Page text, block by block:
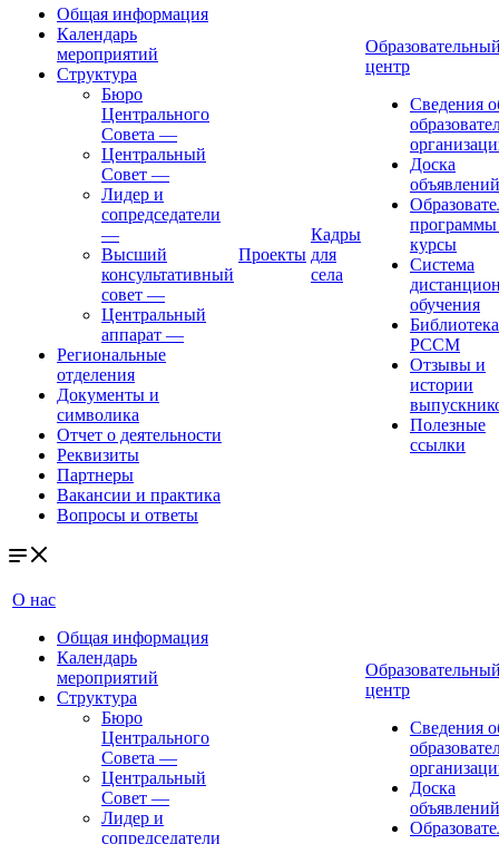
Общая информация
Календарь
мероприятий
Структура
Бюро
Центрального
Совета —
Центральный
Совет —
Лидер и
сопредседатели
—
Высший
консультативный
совет —
Центральный
аппарат —
Региональные
отделения
Документы и
символика
Отчет о деятельности
Реквизиты
Партнеры
Вакансии и практика
Вопросы и ответы
Проекты
Кадры
для
села
центр
Сведения
Доска
объявлений
курсы
Система
обучения
Библиотека
РССМ
Отзывы и
истории
Полезные
ссылки
О нас
Общая информация
Календарь
мероприятий
Структура
Бюро
Центрального
Совета —
Центральный
Совет —
Лидер и
сопредседатели
центр
Сведения
Доска
объявлений